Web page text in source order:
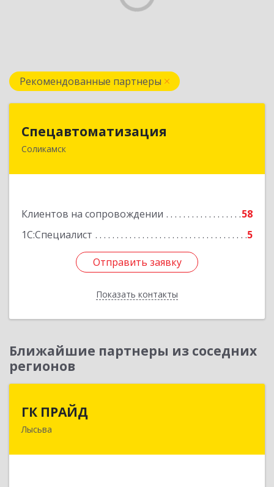
Рекомендованные партнеры
Спецавтоматизация
Соликамск
Клиентов на сопровождении
58
1С:Специалист
5
Отправить заявку
Показать контакты
Отправить заявку
Назад
Ближайшие партнеры из соседних
регионов
ГК ПРАЙД
Лысьва618909, Пермский край, Лысьва г, Репина ул,